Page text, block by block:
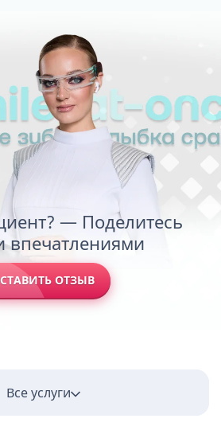
— Поделитесь
впечатлениями
ОТЗЫВ
Все услуги